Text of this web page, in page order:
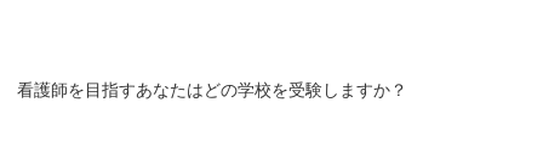
看護師を目指すあなたはどの学校を受験しますか？